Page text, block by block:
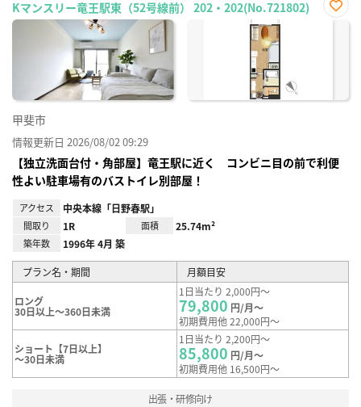
Kマンスリー竜王駅東（52号線前） 202・202(No.721802)
お気
甲斐市
情報更新日 2026/08/02 09:29
【独立洗面台付・角部屋】竜王駅に近く コンビニ目の前で利便
性よい駐車場有のバストイレ別部屋！
アクセス 中央本線「日野春駅」
間取り 1R 面積 25.74m²
築年数 1996年 4月 築
プラン名・期間 月額目安
ロング
30日以上～360日未満
1日当たり 2,000円～
79,800 円/月～
初期費用他 22,000円～
ショート【7日以上】
～30日未満
1日当たり 2,200円～
85,800 円/月～
初期費用他 16,500円～
出張・研修向け